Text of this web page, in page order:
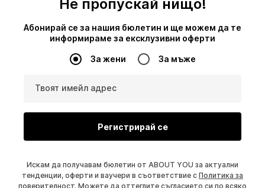
Не пропускай нищо!
Абонирай се за нашия бюлетин и ще можем да те
информираме за ексклузивни оферти
За жени За мъже
Твоят имейл адрес
Регистрирай се
Искам да получавам бюлетин от ABOUT YOU за актуални
тенденции, оферти и ваучери в съответствие с Политика за
поверителност. Можете да оттеглите съгласието си по всяко